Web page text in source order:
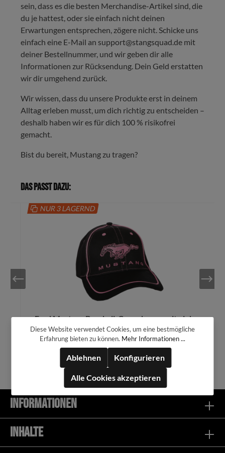
sein, dass es die besten Merchandise-Artikel sind, die
du je hattest, oder sie einfach nicht deinen
Erwartungen entsprechen, zögere nicht. Schicke uns
einfach eine E-Mail an support@stangsquad.de mit
deiner Bestellnummer, und wir geben dir alle
Informationen zur Rücksendung. Dein Geld erstatten
wir dir umgehend zurück.
Wir wissen, dass du unsere Produkte erst in deinem
Alltag erleben musst, um dich richtig zu entscheiden –
deshalb haben wir es für dich 100 % risikofrei
gemacht.
Bist du bereit, Mustang zu tragen?
Das passt dazu:
NUR 3 LAGERND
Ford Mustang Baseball-Cap schwarz mit pinkem
Running Horse Logo
34,99 €*
Informationen
Inhalte
Diese Website verwendet Cookies, um eine bestmögliche
Erfahrung bieten zu können. Mehr Informationen ...
Ablehnen Konfigurieren
Alle Cookies akzeptieren